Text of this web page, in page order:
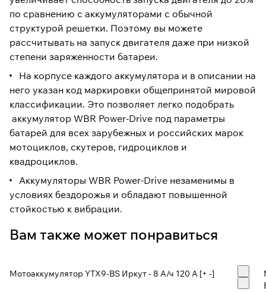
по сравнению с аккумуляторами с обычной
структурой решетки. Поэтому вы можете
рассчитывать на запуск двигателя даже при низкой
степени заряженности батареи.
На корпусе каждого аккумулятора и в описании на
него указан код маркировки общепринятой мировой
классификации. Это позволяет легко подобрать
аккумулятор WBR Power-Drive под параметры
батарей для всех зарубежных и российских марок
мотоциклов, скутеров, гидроциклов и
квадроциклов.
Аккумуляторы WBR Power-Drive незаменимы в
условиях бездорожья и обладают повышенной
стойкостью к вибрации.
Вам также может понравиться
Мотоаккумулятор YTX9-BS Иркут - 8 А/ч 120 A [+ -]